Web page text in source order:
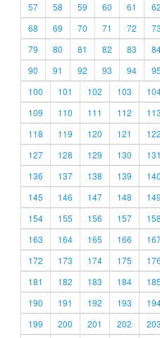
57
58 59 60 61 62
68
69 70 71 72 73
79
80 81 82 83
90
91 92 93 94 95
100
101 102 103
109
110 111 112 113
118
119 120 121 122
127
128 129 130 131
136
137 138 139 140
145
146 147 148 149
154
155 156 157 158
163
164 165 166
172
173 174 175 176
181
182 183 184 185
190
191 192 193
199
200 201 202 203